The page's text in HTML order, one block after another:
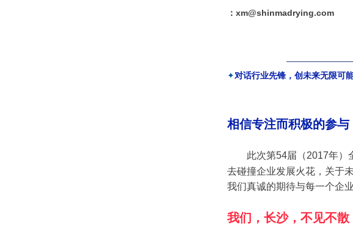
：xm@shinmadrying.com
✦对话行业先锋，创未来无限可
相信专注而积极的参与
此次第54届（2017年）
去碰撞企业发展火花，关于
我们真诚的期待与每一个企
我们，长沙，不见不散